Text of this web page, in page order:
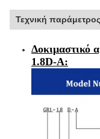
Τεχνική παράμετρος
Δοκιμαστικό
1.8D-A: